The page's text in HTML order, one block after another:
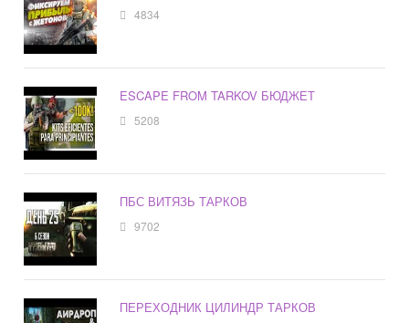
4834
ESCAPE FROM TARKOV БЮДЖЕТ
5208
ПБС ВИТЯЗЬ ТАРКОВ
9702
ПЕРЕХОДНИК ЦИЛИНДР ТАРКОВ